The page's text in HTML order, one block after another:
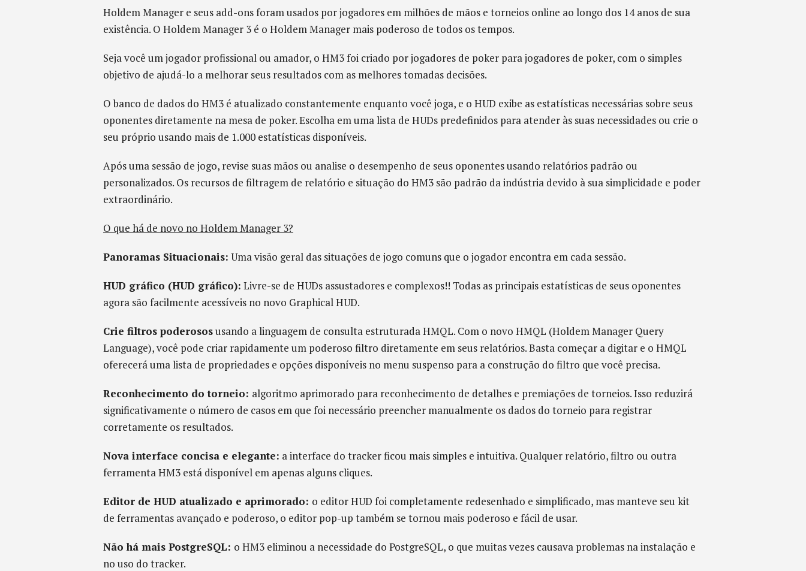
Holdem Manager e seus add-ons foram usados ​​por jogadores em milhões de mãos e torneios online ao longo dos 14 anos de sua
existência. O Holdem Manager 3 é o Holdem Manager mais poderoso de todos os tempos.
Seja você um jogador profissional ou amador, o HM3 foi criado por jogadores de poker para jogadores de poker, com o simples
objetivo de ajudá-lo a melhorar seus resultados com as melhores tomadas decisões.
O banco de dados do HM3 é atualizado constantemente enquanto você joga, e o HUD exibe as estatísticas necessárias sobre seus
oponentes diretamente na mesa de poker. Escolha em uma lista de HUDs predefinidos para atender às suas necessidades ou crie o
seu próprio usando mais de 1.000 estatísticas disponíveis.
Após uma sessão de jogo, revise suas mãos ou analise o desempenho de seus oponentes usando relatórios padrão ou
personalizados. Os recursos de filtragem de relatório e situação do HM3 são padrão da indústria devido à sua simplicidade e poder
extraordinário.
O que há de novo no Holdem Manager 3?
Panoramas Situacionais: Uma visão geral das situações de jogo comuns que o jogador encontra em cada sessão.
HUD gráfico (HUD gráfico): Livre-se de HUDs assustadores e complexos!! Todas as principais estatísticas de seus oponentes
agora são facilmente acessíveis no novo Graphical HUD.
Crie filtros poderososusando a linguagem de consulta estruturada HMQL. Com o novo HMQL (Holdem Manager Query
Language), você pode criar rapidamente um poderoso filtro diretamente em seus relatórios. Basta começar a digitar e o HMQL
oferecerá uma lista de propriedades e opções disponíveis no menu suspenso para a construção do filtro que você precisa.
Reconhecimento do torneio: algoritmo aprimorado para reconhecimento de detalhes e premiações de torneios. Isso reduzirá
significativamente o número de casos em que foi necessário preencher manualmente os dados do torneio para registrar
corretamente os resultados.
Nova interface concisa e elegante: a interface do tracker ficou mais simples e intuitiva. Qualquer relatório, filtro ou outra
ferramenta HM3 está disponível em apenas alguns cliques.
Editor de HUD atualizado e aprimorado: o editor HUD foi completamente redesenhado e simplificado, mas manteve seu kit
de ferramentas avançado e poderoso, o editor pop-up também se tornou mais poderoso e fácil de usar.
Não há mais PostgreSQL: o HM3 eliminou a necessidade do PostgreSQL, o que muitas vezes causava problemas na instalação e
no uso do tracker.